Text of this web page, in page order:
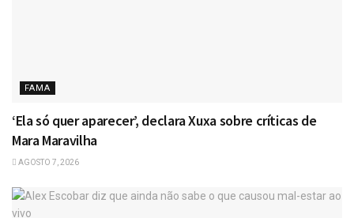
FAMA
‘Ela só quer aparecer’, declara Xuxa sobre críticas de
Mara Maravilha
AGOSTO 7, 2026